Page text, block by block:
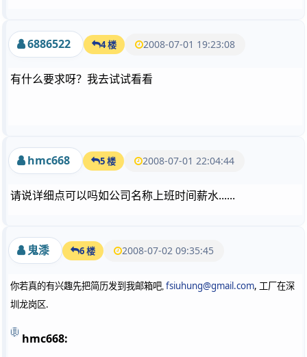
6886522 4 楼 2008-07-01 19:23:08
有什么要求呀？我去试试看看
hmc668 5 楼 2008-07-01 22:04:44
请说详细点可以吗如公司名称上班时间薪水......
鬼潻 6 楼 2008-07-02 09:35:45
你若真的有兴趣先把简历发到我邮箱吧, fsiuhung@gmail.com, 工厂在深
圳龙岗区 .
hmc668: